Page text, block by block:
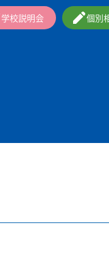
学校説明会 個別